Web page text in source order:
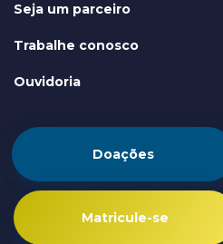
Seja um parceiro
Trabalhe conosco
Ouvidoria
Doações
Matricule-se